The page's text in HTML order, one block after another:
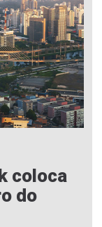
coloca
do